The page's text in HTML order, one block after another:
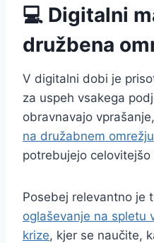
💻 Digitalni
družbena
V digitalni dobi je
za uspeh vsakega
obravnavajo
na družabnem omrežju
potrebujejo
Posebej relevantno je
oglaševanje na spletu
krize, kjer se naučite,